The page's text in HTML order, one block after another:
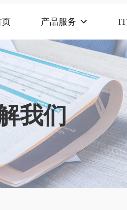
页 产品服务
我们